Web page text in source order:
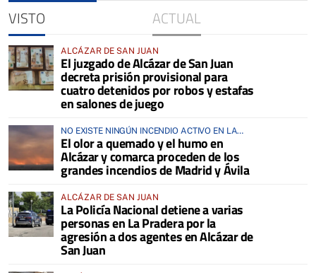
VISTO ACTUAL
ALCÁZAR DE SAN JUAN
El juzgado de Alcázar de San Juan
decreta prisión provisional para
cuatro detenidos por robos y estafas
en salones de juego
NO EXISTE NINGÚN INCENDIO ACTIVO EN LA
COMARCA
El olor a quemado y el humo en
Alcázar y comarca proceden de los
grandes incendios de Madrid y Ávila
ALCÁZAR DE SAN JUAN
La Policía Nacional detiene a varias
personas en La Pradera por la
agresión a dos agentes en Alcázar de
San Juan